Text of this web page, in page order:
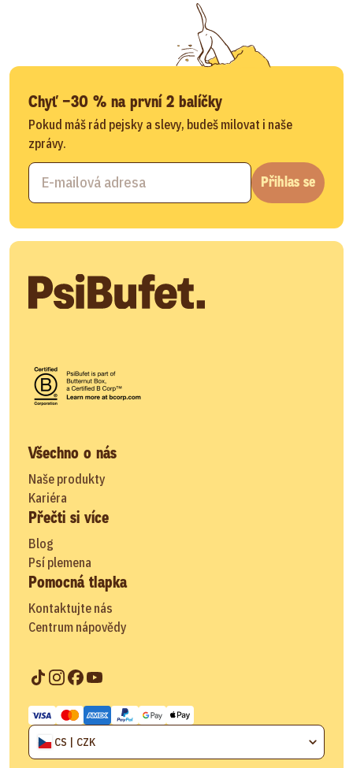
Chyť −30 % na první 2 balíčky
Pokud máš rád pejsky a slevy, budeš milovat i naše
zprávy.
Přihlas se
Všechno o nás
Naše produkty
Kariéra
Přečti si více
Blog
Psí plemena
Pomocná tlapka
Kontaktujte nás
Centrum nápovědy
CS | CZK